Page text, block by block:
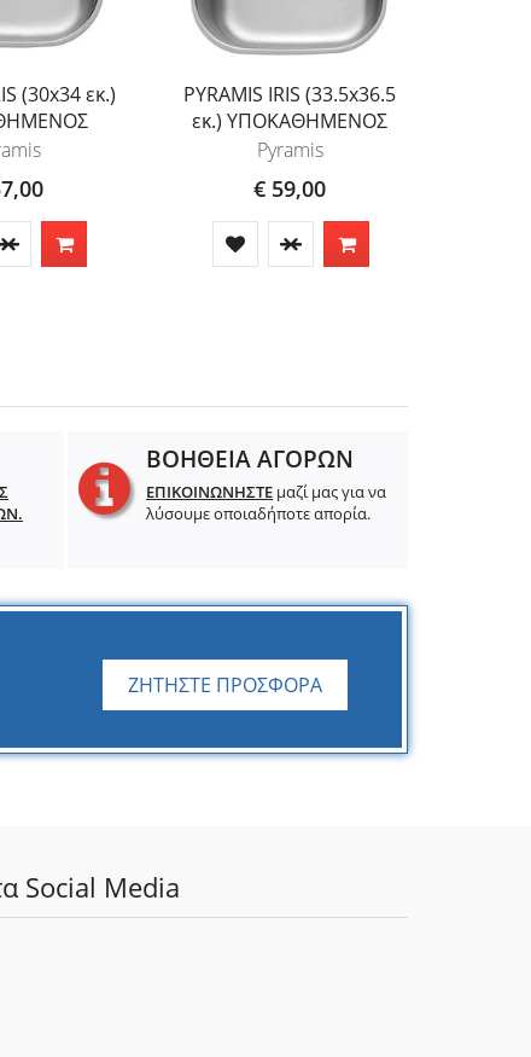
(30x34 εκ.)
PYRAMIS IRIS (33.5x36.5
εκ.) ΥΠΟΚΑΘΗΜΕΝΟΣ
Pyramis
€ 59,00
ΒΟΗΘΕΙΑ ΑΓΟΡΩΝ
ΕΠΙΚΟΙΝΩΝΗΣΤΕ μαζί μας για να
λύσουμε οποιαδήποτε απορία.
ΖΗΤΗΣΤΕ ΠΡΟΣΦΟΡΑ
Social Media